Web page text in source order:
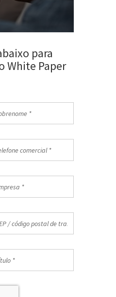
para
White Paper